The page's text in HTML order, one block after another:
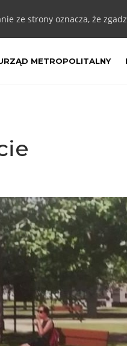
ze strony oznacza, że
METROPOLITALNY